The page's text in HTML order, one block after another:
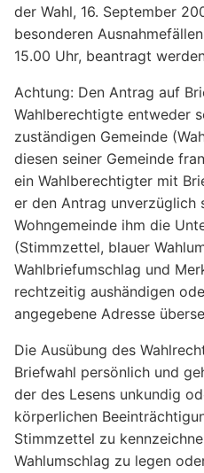
der Wahl, 16. September
besonderen
15.00 Uhr, beantragt
Achtung: Den Antrag auf
Wahlberechtigte entweder
zuständigen Gemeinde
diesen seiner Gemeinde
ein Wahlberechtigter mit
er den Antrag unverzüglich
Wohngemeinde ihm die
(Stimmzettel, blauer
Wahlbriefumschlag und
rechtzeitig aushändigen
angegebene Adresse
Die Ausübung des
Briefwahl persönlich und
der des Lesens unkundig
körperlichen
Stimmzettel zu
Wahlumschlag zu legen